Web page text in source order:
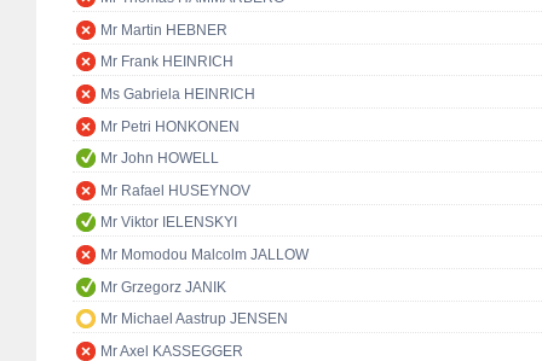
Mr Martin HEBNER
Mr Frank HEINRICH
Ms Gabriela HEINRICH
Mr Petri HONKONEN
Mr John HOWELL
Mr Rafael HUSEYNOV
Mr Viktor IELENSKYI
Mr Momodou Malcolm JALLOW
Mr Grzegorz JANIK
Mr Michael Aastrup JENSEN
Mr Axel KASSEGGER